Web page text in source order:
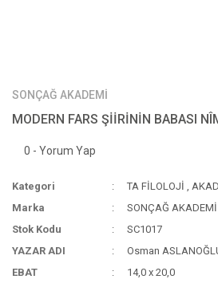
SONÇAĞ AKADEMİ
MODERN FARS ŞİİRİNİN BABASI
0 - Yorum Yap
Kategori TA FİLOLOJİ ,
Marka
SONÇAĞ AKADEMİ
Stok Kodu
SC1017
YAZAR ADI
Osman
EBAT
14,0 x 20,0